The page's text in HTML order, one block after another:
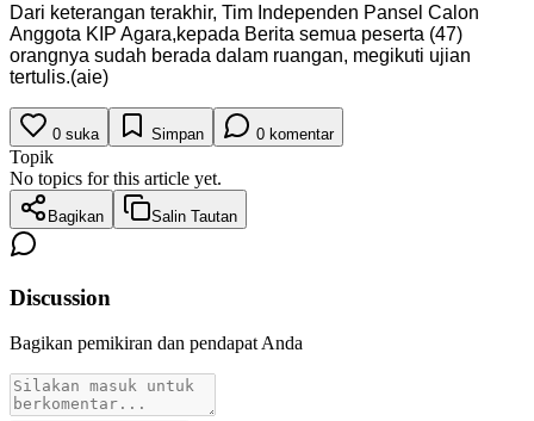
Dari keterangan terakhir, Tim Independen Pansel Calon
Anggota KIP Agara,kepada Berita semua peserta (47)
orangnya sudah berada dalam ruangan, megikuti ujian
tertulis.(aie)
0 suka Simpan 0 komentar
Topik
No topics for this article yet.
Bagikan Salin Tautan
Discussion
Bagikan pemikiran dan pendapat Anda